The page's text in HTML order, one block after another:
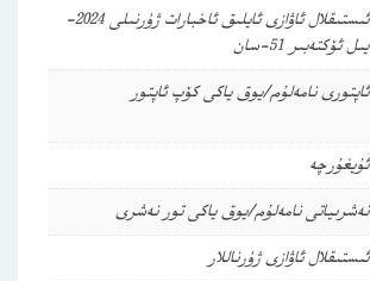
ئىستىقلال ئاۋازى ئايلىق ئاخبارات ژۇرنىلى 2024-
يىل ئۆكتەبىر 51-سان
ئاپتورى نامەلۇم/يوق ياكى كۆپ ئاپتور
ئۇيغۇرچە
نەشرىياتى نامەلۇم/يوق ياكى تور نەشرى
ئىستىقلال ئاۋازى ژۇرناللار